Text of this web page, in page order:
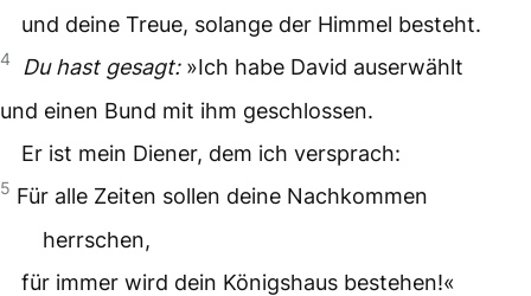
und deine Treue, solange der Himmel besteht.
4 Du hast gesagt:»Ich habe David auserwählt
und einen Bund mit ihm geschlossen.
Er ist mein Diener, dem ich versprach:
5 Für alle Zeiten sollen deine Nachkommen
herrschen,
für immer wird dein Königshaus bestehen!«